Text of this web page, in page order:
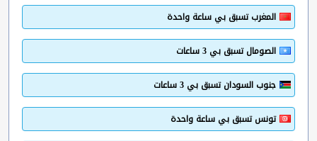
المغرب تسبق بي ساعة واحدة
الصومال تسبق بي 3 ساعات
جنوب السودان تسبق بي 3 ساعات
تونس تسبق بي ساعة واحدة